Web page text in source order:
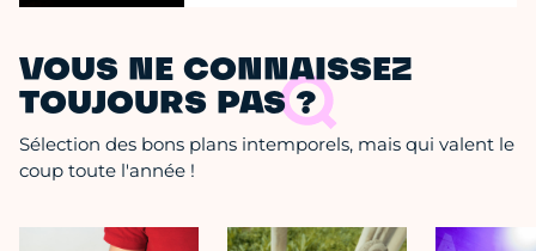
VOUS NE CONNAISSEZ
TOUJOURS PAS ?
Sélection des bons plans intemporels, mais qui valent le
coup toute l'année !